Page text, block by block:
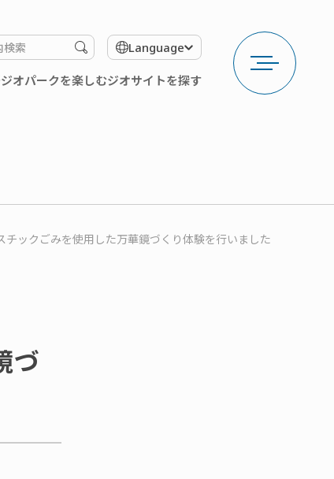
メ
ニ
ュ
ー
検
索
す
る
Language
オパークを楽しむジオサイトを探す
チックごみを使用した万華鏡づくり体験を行いました
づ